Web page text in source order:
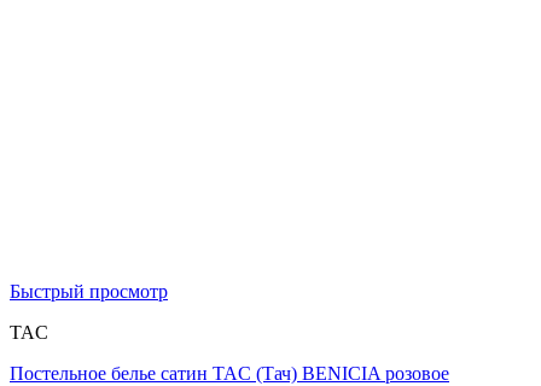
Быстрый просмотр
TAC
Постельное белье сатин TAC (Тач) BENICIA розовое